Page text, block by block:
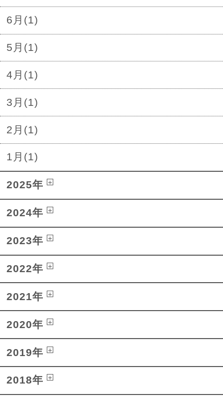
6月(1)
5月(1)
4月(1)
3月(1)
2月(1)
1月(1)
2025年
2024年
2023年
2022年
2021年
2020年
2019年
2018年